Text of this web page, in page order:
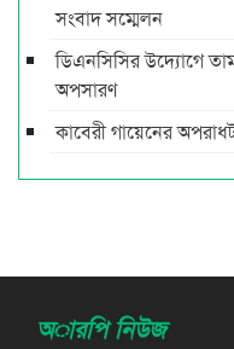
সংবাদ সম্মেলন
ডিএনসিসির উদ্যোগে
অপসারণ
কাবেরী গায়েনের
অারপি নিউজ